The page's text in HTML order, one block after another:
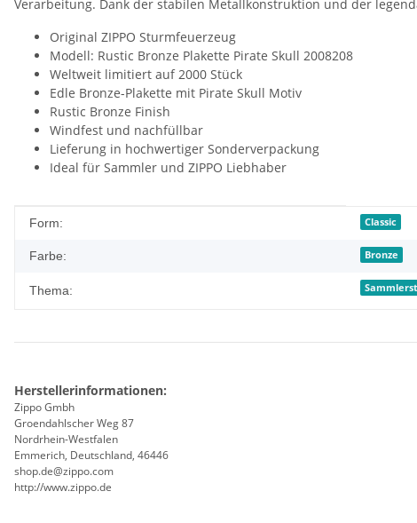
Verarbeitung. Dank der stabilen Metallkonstruktion und der
Original ZIPPO Sturmfeuerzeug
Modell: Rustic Bronze Plakette Pirate Skull 2008208
Weltweit limitiert auf 2000 Stück
Edle Bronze-Plakette mit Pirate Skull Motiv
Rustic Bronze Finish
Windfest und nachfüllbar
Lieferung in hochwertiger Sonderverpackung
Ideal für Sammler und ZIPPO Liebhaber
Produkteigenschaft
Wert
Form: Classic
Farbe: Bronze
Thema:
Herstellerinformationen:
Zippo Gmbh
Groendahlscher Weg 87
Nordrhein-Westfalen
Emmerich, Deutschland, 46446
shop.de@zippo.com
http://www.zippo.de